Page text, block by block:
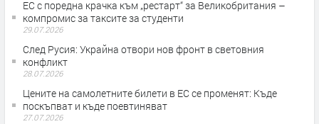
ЕС с поредна крачка към „рестарт“ за Великобритания –
компромис за таксите за студенти
29.07.2026
След Русия: Украйна отвори нов фронт в световния
конфликт
28.07.2026
Цените на самолетните билети в ЕС се променят: Къде
поскъпват и къде поевтиняват
27.07.2026